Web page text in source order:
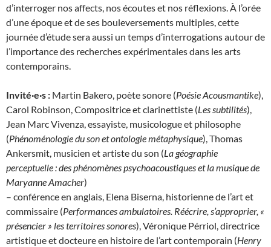
d’interroger nos affects, nos écoutes et nos réflexions. À l’orée
d’une époque et de ses bouleversements multiples, cette
journée d’étude sera aussi un temps d’interrogations autour de
l’importance des recherches expérimentales dans les arts
contemporains.
Invité·e·s : Martin Bakero, poète sonore (Poésie Acousmantike),
Carol Robinson, Compositrice et clarinettiste (Les subtilités),
Jean Marc Vivenza, essayiste, musicologue et philosophe
(Phénoménologie du son et ontologie métaphysique), Thomas
Ankersmit, musicien et artiste du son (La géographie
perceptuelle : des phénomènes psychoacoustiques et la musique de
Maryanne Amacher)
– conférence en anglais, Elena Biserna, historienne de l’art et
commissaire (Performances ambulatoires. Réécrire, s’approprier, «
présencier » les territoires sonores), Véronique Pérriol, directrice
artistique et docteure en histoire de l’art contemporain (Henry